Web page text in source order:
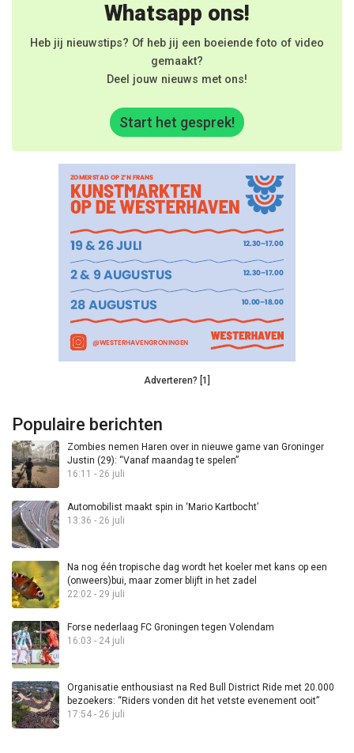
Whatsapp ons!
Heb jij nieuwstips? Of heb jij een boeiende foto of video
gemaakt?
Deel jouw nieuws met ons!
Start het gesprek!
Adverteren? [1]
Populaire berichten
Zombies nemen Haren over in nieuwe game van Groninger
Justin (29): “Vanaf maandag te spelen”
16:11 - 26 juli
Automobilist maakt spin in ‘Mario Kartbocht’
13:36 - 26 juli
Na nog één tropische dag wordt het koeler met kans op een
(onweers)bui, maar zomer blijft in het zadel
22:02 - 29 juli
Forse nederlaag FC Groningen tegen Volendam
16:03 - 24 juli
Organisatie enthousiast na Red Bull District Ride met 20.000
bezoekers: “Riders vonden dit het vetste evenement ooit”
17:54 - 26 juli